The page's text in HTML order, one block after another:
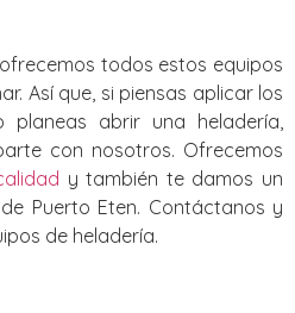
todos estos equipos
Así que, si piensas aplicar los
abrir una heladería,
con nosotros. Ofrecemos
y también te damos un
Puerto Eten. Contáctanos y
de heladería.